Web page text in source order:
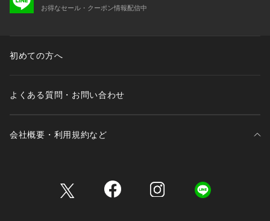
お得なセール・クーポン情報配信中
初めての方へ
よくある質問・お問い合わせ
会社概要・利用規約など